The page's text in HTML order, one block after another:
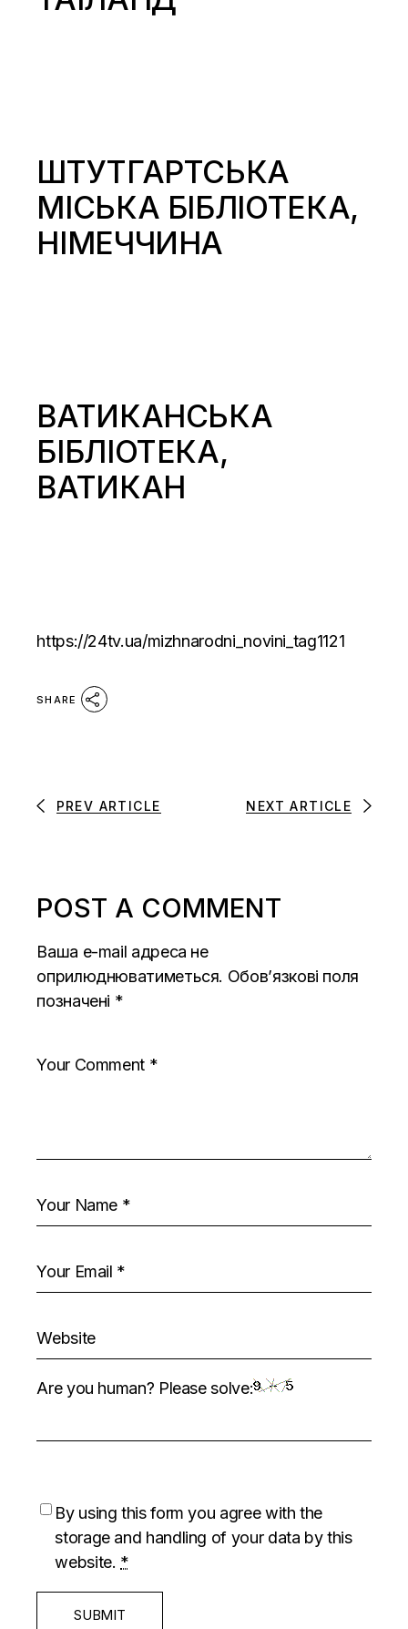
ШТУТГАРТСЬКА
МІСЬКА БІБЛІОТЕКА,
НІМЕЧЧИНА
ВАТИКАНСЬКА
БІБЛІОТЕКА,
ВАТИКАН
https://24tv.ua/mizhnarodni_novini_tag1121
SHARE
PREV ARTICLE NEXT ARTICLE
POST A COMMENT
Ваша e-mail адреса не
оприлюднюватиметься. Обов’язкові поля
позначені *
Are you human? Please solve:
By using this form you agree with the
storage and handling of your data by this
website. *
SUBMIT